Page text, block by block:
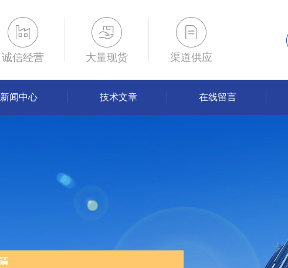
诚信经营 大量现货 渠道供应
新闻中心 技术文章 在线留言